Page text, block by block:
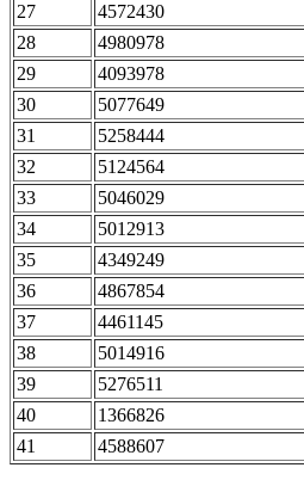
27 4572430
28 4980978
29 4093978
30 5077649
31 5258444
32 5124564
33 5046029
34 5012913
35 4349249
36 4867854
37 4461145
38 5014916
39 5276511
40 1366826
41 4588607